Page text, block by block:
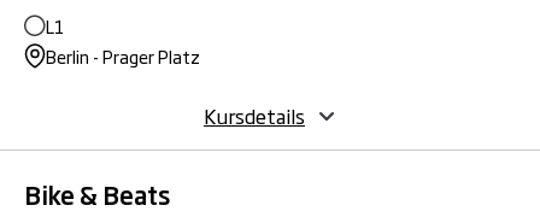
L1
Berlin - Prager Platz
Kursdetails
Bike & Beats